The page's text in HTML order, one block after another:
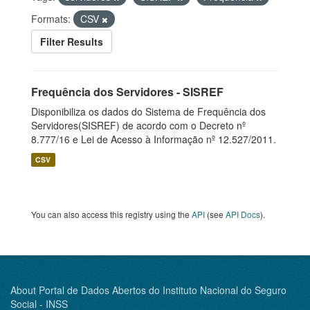
Formats:
CSV
Filter Results
Frequência dos Servidores - SISREF
Disponibiliza os dados do Sistema de Frequência dos
Servidores(SISREF) de acordo com o Decreto nº
8.777/16 e Lei de Acesso à Informação nº 12.527/2011.
CSV
You can also access this registry using the API (see API Docs).
About Portal de Dados Abertos do Instituto Nacional do Seguro
Social - INSS